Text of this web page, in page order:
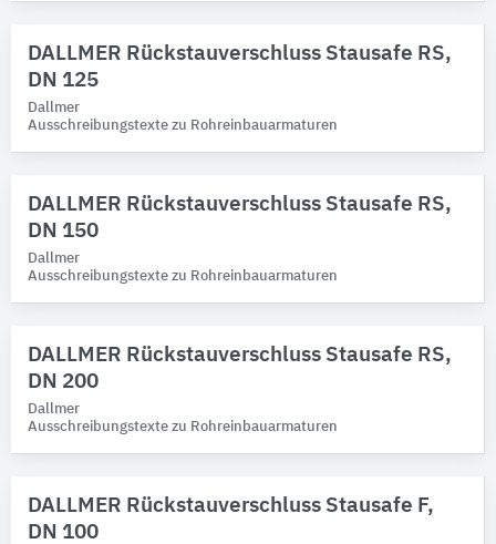
DALLMER Rückstauverschluss Stausafe RS,
DN 125
Dallmer
Ausschreibungstexte zu Rohreinbauarmaturen
DALLMER Rückstauverschluss Stausafe RS,
DN 150
Dallmer
Ausschreibungstexte zu Rohreinbauarmaturen
DALLMER Rückstauverschluss Stausafe RS,
DN 200
Dallmer
Ausschreibungstexte zu Rohreinbauarmaturen
DALLMER Rückstauverschluss Stausafe F,
DN 100